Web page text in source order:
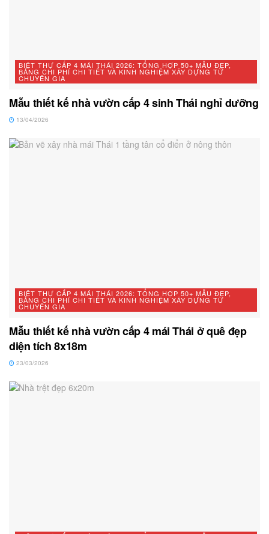
BIỆT THỰ CẤP 4 MÁI THÁI 2026: TỔNG HỢP 50+ MẪU ĐẸP,
BẢNG CHI PHÍ CHI TIẾT VÀ KINH NGHIỆM XÂY DỰNG TỪ
CHUYÊN GIA
Mẫu thiết kế nhà vườn cấp 4 sinh Thái nghỉ dưỡng
13/04/2026
BIỆT THỰ CẤP 4 MÁI THÁI 2026: TỔNG HỢP 50+ MẪU ĐẸP,
BẢNG CHI PHÍ CHI TIẾT VÀ KINH NGHIỆM XÂY DỰNG TỪ
CHUYÊN GIA
Mẫu thiết kế nhà vườn cấp 4 mái Thái ở quê đẹp
diện tích 8x18m
23/03/2026